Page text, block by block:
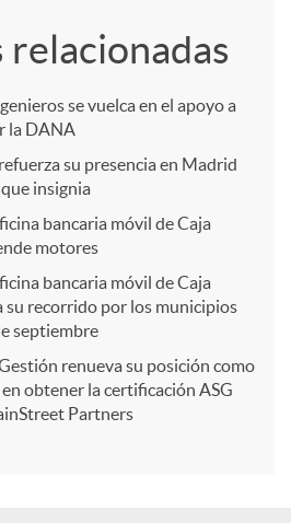
relacionadas
se vuelca en el apoyo a
la DANA
su presencia en Madrid
insignia
bancaria móvil de Caja
motores
bancaria móvil de Caja
su recorrido por los municipios
septiembre
renueva su posición como
obtener la certificación ASG
Partners